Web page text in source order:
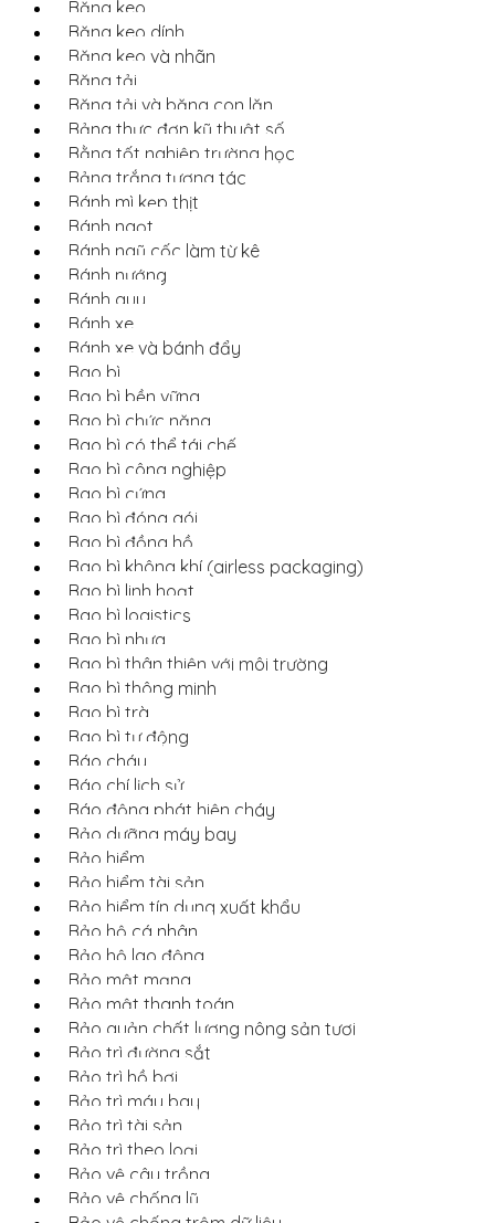
Băng keo
Băng keo dính
Băng keo và nhãn
Băng tải
Băng tải và băng con lăn
Bảng thực đơn kỹ thuật số
Bằng tốt nghiệp trường học
Bảng trắng tương tác
Bánh mì kẹp thịt
Bánh ngọt
Bánh ngũ cốc làm từ kê
Bánh nướng
Bánh quy
Bánh xe
Bánh xe và bánh đẩy
Bao bì
Bao bì bền vững
Bao bì chức năng
Bao bì có thể tái chế
Bao bì công nghiệp
Bao bì cứng
Bao bì đóng gói
Bao bì đồng hồ
Bao bì không khí (airless packaging)
Bao bì linh hoạt
Bao bì logistics
Bao bì nhựa
Bao bì thân thiện với môi trường
Bao bì thông minh
Bao bì trà
Bao bì tự động
Báo cháy
Báo chí lịch sử
Báo động phát hiện cháy
Bảo dưỡng máy bay
Bảo hiểm
Bảo hiểm tài sản
Bảo hiểm tín dụng xuất khẩu
Bảo hộ cá nhân
Bảo hộ lao động
Bảo mật mạng
Bảo mật thanh toán
Bảo quản chất lượng nông sản tươi
Bảo trì đường sắt
Bảo trì hồ bơi
Bảo trì máy bay
Bảo trì tài sản
Bảo trì theo loại
Bảo vệ cây trồng
Bảo vệ chống lũ